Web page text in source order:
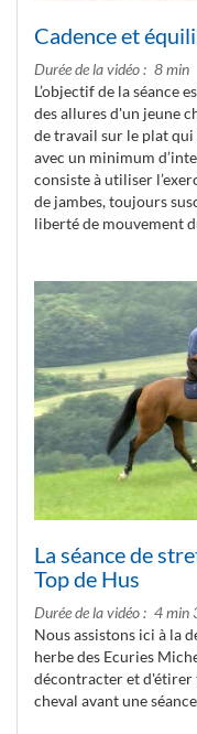
Cadence et
Durée de la vidéo
8 min
L’objectif de la séance
des allures d'un jeune
de travail sur le plat
avec un minimum
consiste à utiliser
de jambes, toujours
liberté de mouvement
La séance de
Top de Hus
Durée de la vidéo
4 min
Nous assistons ici à la
herbe des Ecuries
décontracter et d'étirer
cheval avant une